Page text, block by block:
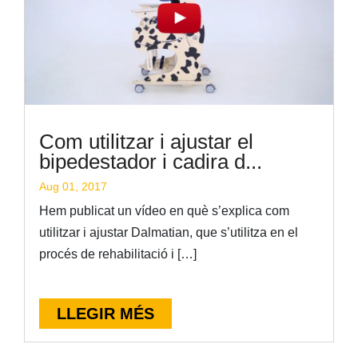
Com utilitzar i ajustar el
bipedestador i cadira d...
Aug 01, 2017
Hem publicat un vídeo en què s’explica com
utilitzar i ajustar Dalmatian, que s’utilitza en el
procés de rehabilitació i […]
LLEGIR MÉS